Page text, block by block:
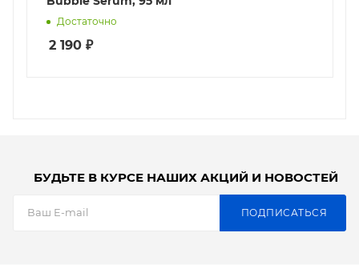
Достаточно
2 190 ₽
БУДЬТЕ В КУРСЕ НАШИХ АКЦИЙ И НОВОСТЕЙ
ПОДПИСАТЬСЯ